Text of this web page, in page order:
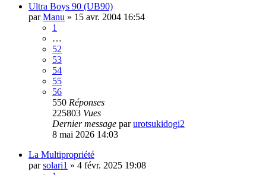
Ultra Boys 90 (UB90)
parManu » 15 avr. 2004 16:54
1
…
52
53
54
55
56
550 Réponses
225803 Vues
Dernier message parurotsukidogi2
8 mai 2026 14:03
La Multipropriété
parsolari1 » 4 févr. 2025 19:08